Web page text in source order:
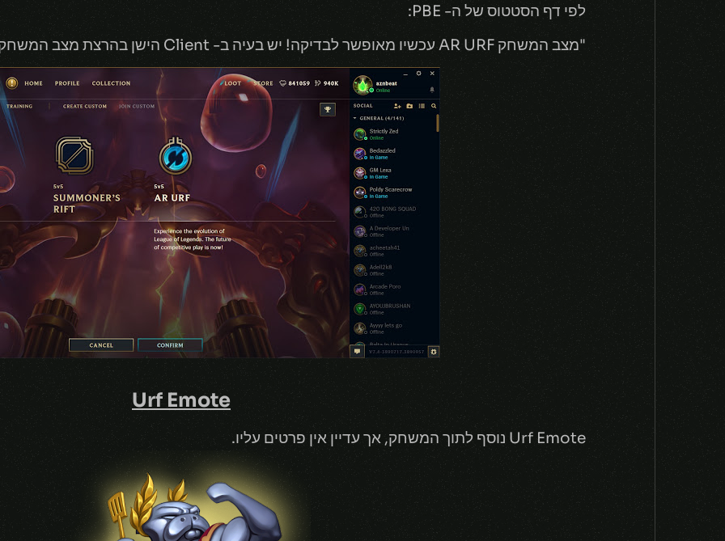
לפי דף הסטטוס של ה- PBE:
"מצב המשחק AR URF עכשיו מאופשר לבדיקה! יש בעיה ב- Client הישן בהרצת מצב המשחק אבל אנחנו נתקן אותה בקרוב!"
Urf Emote
Urf Emote נוסף לתוך המשחק, אך עדיין אין פרטים עליו.